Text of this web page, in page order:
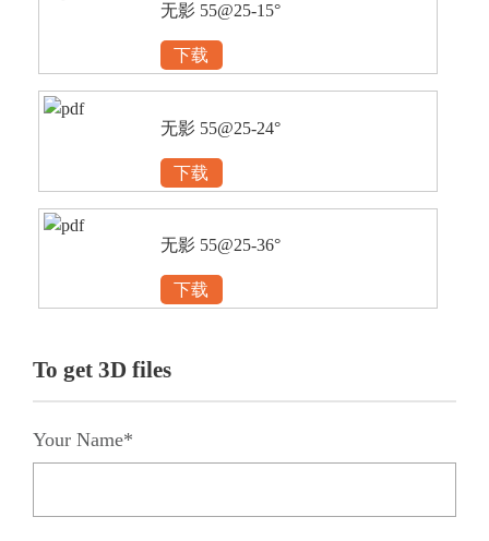
无影 55@25-15°
下载
无影 55@25-24°
下载
无影 55@25-36°
下载
To get 3D files
Your Name*